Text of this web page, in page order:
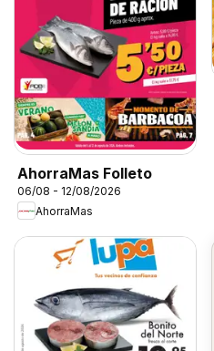
AhorraMas Folleto
06/08 - 12/08/2026
AhorraMas